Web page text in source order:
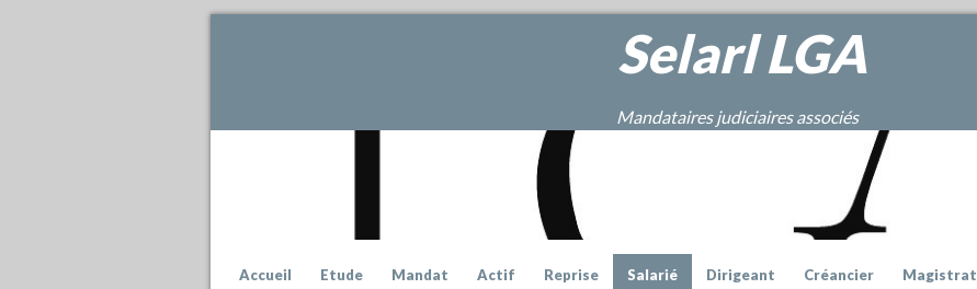
SelarlLGA
Mandataires judiciaires associés
Accueil Etude Mandat Actif Reprise Salarié Dirigeant Créancier Magistrat